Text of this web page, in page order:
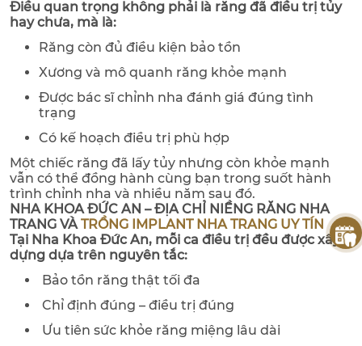
Điều quan trọng không phải là răng đã điều trị tủy
hay chưa, mà là:
Răng còn đủ điều kiện bảo tồn
Xương và mô quanh răng khỏe mạnh
Được bác sĩ chỉnh nha đánh giá đúng tình
trạng
Có kế hoạch điều trị phù hợp
Một chiếc răng đã lấy tủy nhưng còn khỏe mạnh
vẫn có thể đồng hành cùng bạn trong suốt hành
trình chỉnh nha và nhiều năm sau đó.
NHA KHOA ĐỨC AN – ĐỊA CHỈ NIỀNG RĂNG NHA
TRANG VÀ TRỒNG IMPLANT NHA TRANG UY TÍN
Tại Nha Khoa Đức An, mỗi ca điều trị đều được xây
dựng dựa trên nguyên tắc:
Bảo tồn răng thật tối đa
Chỉ định đúng – điều trị đúng
Ưu tiên sức khỏe răng miệng lâu dài